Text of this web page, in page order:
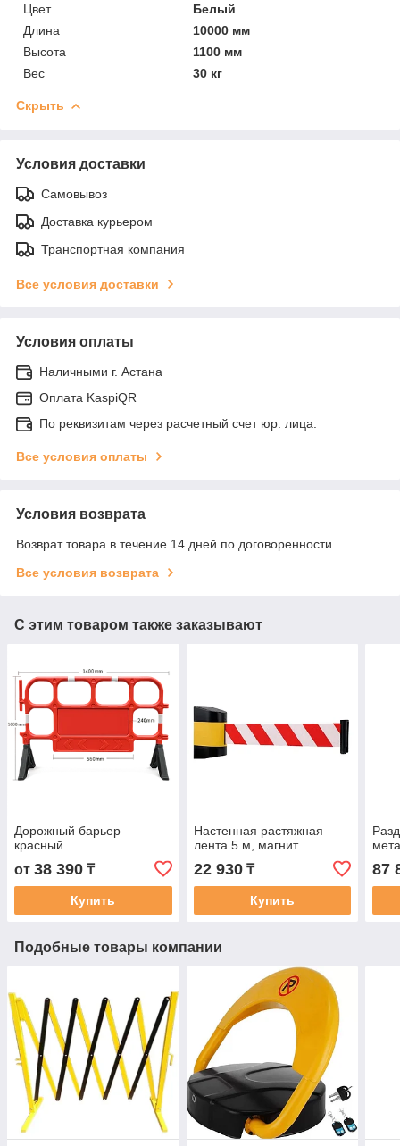
Цвет
Белый
Длина
10000 мм
Высота
1100 мм
Вес
30 кг
Скрыть
Условия доставки
Самовывоз
Доставка курьером
Транспортная компания
Все условия доставки
Условия оплаты
Наличными г. Астана
Оплата KaspiQR
По реквизитам через расчетный счет юр. лица.
Все условия оплаты
Условия возврата
Возврат товара в течение 14 дней по договоренности
Все условия возврата
С этим товаром также заказывают
Дорожный барьер
красный
от 38 390 ₸
Купить
Настенная растяжная
лента 5 м, магнит
22 930₸
Купить
87
Подобные товары компании